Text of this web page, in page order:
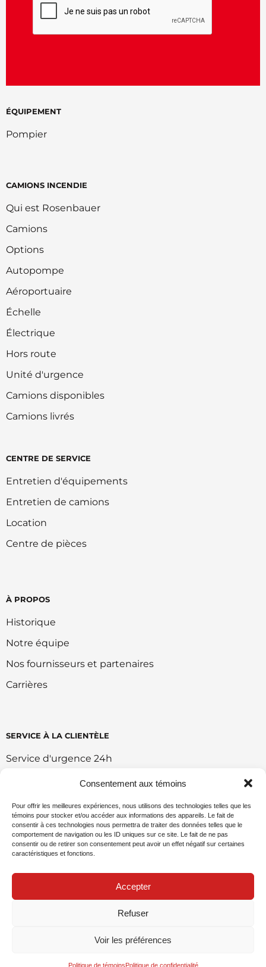
Consentement aux témoins
Pour offrir les meilleures expériences, nous utilisons des technologies telles que les
témoins pour stocker et/ou accéder aux informations des appareils. Le fait de
consentir à ces technologies nous permettra de traiter des données telles que le
comportement de navigation ou les ID uniques sur ce site. Le fait de ne pas
consentir ou de retirer son consentement peut avoir un effet négatif sur certaines
caractéristiques et fonctions.
Accepter
Refuser
Voir les préférences
Politique de témoinsPolitique de confidentialité
ÉQUIPEMENT
Pompier
CAMIONS INCENDIE
Qui est Rosenbauer
Camions
Options
Autopompe
Aéroportuaire
Échelle
Électrique
Hors route
Unité d'urgence
Camions disponibles
Camions livrés
CENTRE DE SERVICE
Entretien d'équipements
Entretien de camions
Location
Centre de pièces
À PROPOS
Historique
Notre équipe
Nos fournisseurs et partenaires
Carrières
SERVICE À LA CLIENTÈLE
Service d'urgence 24h
Retour et échange
Conditions d'utilisation du portail
Politique de vente en ligne
Politique environnemental
© 2026 ARÉO-FEU - Site réalisé par
My Little Big Web.